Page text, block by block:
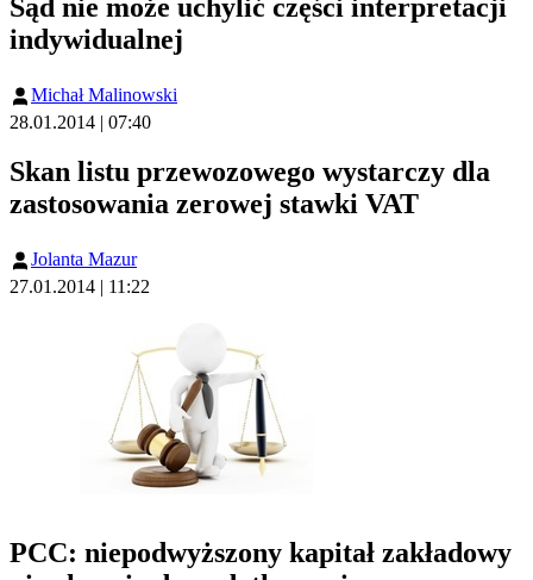
Sąd nie może uchylić części interpretacji
indywidualnej
Michał Malinowski
28.01.2014 | 07:40
Skan listu przewozowego wystarczy dla
zastosowania zerowej stawki VAT
Jolanta Mazur
27.01.2014 | 11:22
PCC: niepodwyższony kapitał zakładowy